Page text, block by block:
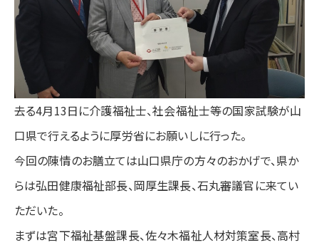
去る4月13日に介護福祉士、社会福祉士等の国家試験が山
口県で行えるように厚労省にお願いしに行った。
今回の陳情のお膳立ては山口県庁の方々のおかげで、県か
らは弘田健康福祉部長、岡厚生課長、石丸審議官に来てい
ただいた。
まずは宮下福祉基盤課長、佐々木福祉人材対策室長、高村